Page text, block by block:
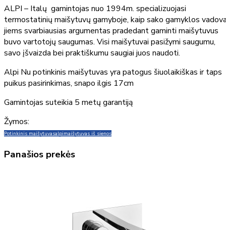
ALPI – Italų gamintojas nuo 1994m. specializuojasi
termostatinių maišytuvų gamyboje, kaip sako gamyklos
jiems svarbiausias argumentas pradedant gaminti maišytuvus
buvo vartotojų saugumas. Visi maišytuvai pasižymi saugumu,
savo įšvaizda bei praktiškumu saugiai juos naudoti.
Alpi Nu potinkinis maišytuvas yra patogus šiuolaikiškas ir taps
puikus pasirinkimas, snapo ilgis 17cm
Gamintojas suteikia 5 metų garantiją
Žymos:
Potinkinis maišytuvasalpimaišytuvas iš sienos
Panašios prekės